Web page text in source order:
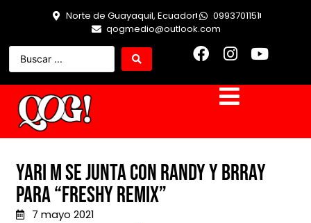
Norte de Guayaquil, Ecuador
0993701151
qogmedio@outlook.com
Yari M se junta con Randy y Brray
para “Freshy Remix”
7 mayo 2021